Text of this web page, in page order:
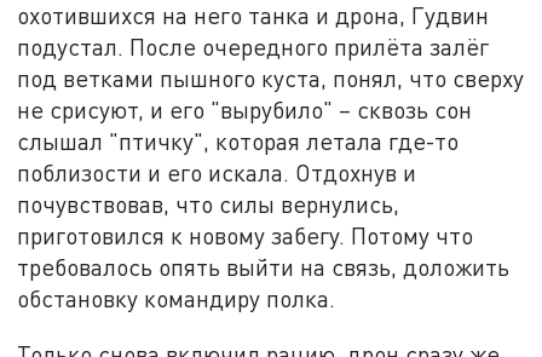
охотившихся на него танка и дрона, Гудвин
подустал. После очередного прилёта залёг
под ветками пышного куста, понял, что сверху
не срисуют, и его "вырубило" – сквозь сон
слышал "птичку", которая летала где-то
поблизости и его искала. Отдохнув и
почувствовав, что силы вернулись,
приготовился к новому забегу. Потому что
требовалось опять выйти на связь, доложить
обстановку командиру полка.